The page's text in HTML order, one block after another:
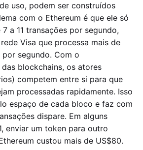
uso, podem ser construídos
com o Ethereum é que ele só
a 11 transações por segundo,
Visa que processa mais de
segundo. Com o
blockchains, os atores
competem entre si para que
processadas rapidamente. Isso
espaço de cada bloco e faz com
dispare. Em alguns
enviar um token para outro
custou mais de US$80.